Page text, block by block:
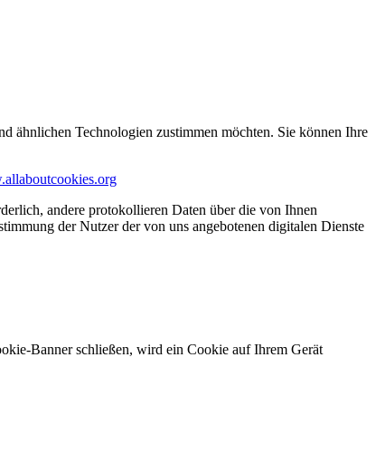
ähnlichen Technologien zustimmen möchten. Sie können Ihre
andere protokollieren Daten über die von Ihnen
der Nutzer der von uns angebotenen digitalen Dienste
Banner schließen, wird ein Cookie auf Ihrem Gerät